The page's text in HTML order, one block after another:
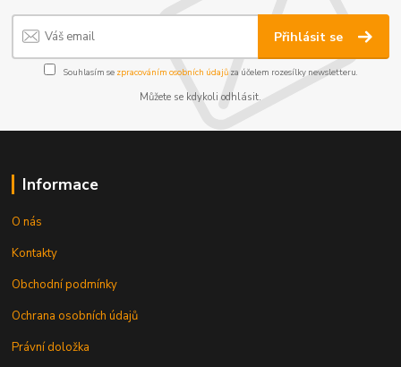
Přihlásit se
Souhlasím se zpracováním osobních údajůza účelem rozesílky newsletteru.
Můžete se kdykoli odhlásit.
Informace
O nás
Kontakty
Obchodní podmínky
Ochrana osobních údajů
Právní doložka